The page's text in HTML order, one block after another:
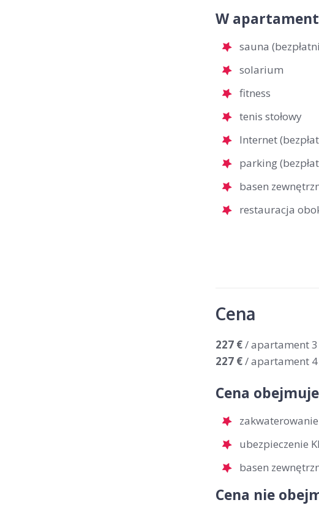
W
sauna
solarium
fitness
tenis stołowy
Internet
parking
basen
restauracja
Cena
227 €/ apartament
227 €/ apartament
Cena
ubezpieczenie
basen
Cena nie